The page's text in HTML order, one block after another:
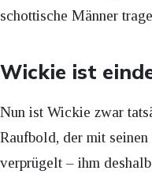
schottische Männer
Wickie ist
Nun ist Wickie zwar
Raufbold, der mit
verprügelt – ihm